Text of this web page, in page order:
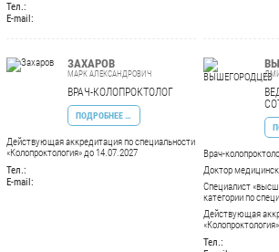
Тел.:
E-mail:
ЗАХАРОВ
МАРК АЛЕКСАНДРОВИЧ
ВРАЧ-КОЛОПРОКТОЛОГ
ПОДРОБНЕЕ …
Действующая аккредитация по специальности
«Колопроктология» до 14.07.2027
Тел.:
E-mail:
Врач-
Доктор
Специалист
категории по
Действующая
Тел.: